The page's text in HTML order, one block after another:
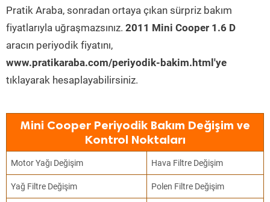
Pratik Araba, sonradan ortaya çıkan sürpriz bakım
fiyatlarıyla uğraşmazsınız. 2011 Mini Cooper 1.6 D
aracın periyodik fiyatını,
www.pratikaraba.com/periyodik-bakim.html'ye
tıklayarak hesaplayabilirsiniz.
Mini Cooper Periyodik Bakım Değişim ve
Kontrol Noktaları
Motor Yağı Değişim Hava Filtre Değişim
Yağ Filtre Değişim Polen Filtre Değişim